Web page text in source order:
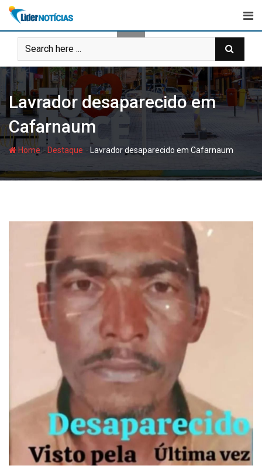
Skip
content
Lavrador desaparecido em
Cafarnaum
Home- Destaque - Lavrador desaparecido em Cafarnaum